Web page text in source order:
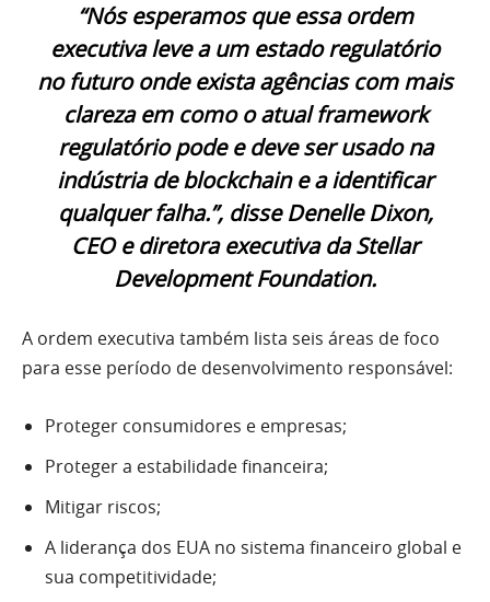
“Nós esperamos que essa ordem
executiva leve a um estado regulatório
no futuro onde exista agências com mais
clareza em como o atual framework
regulatório pode e deve ser usado na
indústria de blockchain e a identificar
qualquer falha.”, disse Denelle Dixon,
CEO e diretora executiva da Stellar
Development Foundation.
A ordem executiva também lista seis áreas de foco
para esse período de desenvolvimento responsável:
Proteger consumidores e empresas;
Proteger a estabilidade financeira;
Mitigar riscos;
A liderança dos EUA no sistema financeiro global e
sua competitividade;